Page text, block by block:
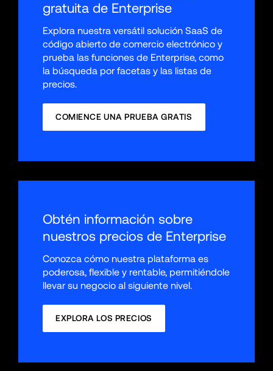
gratuita de Enterprise
Explora nuestra versátil solución SaaS de
código abierto de comercio electrónico y
prueba las funciones de Enterprise, como
la búsqueda por facetas y las listas de
precios.
COMIENCE UNA PRUEBA GRATIS
Obtén información sobre
nuestros precios de Enterprise
Conozca cómo nuestra plataforma es
poderosa, flexible y rentable, permitiéndole
llevar su negocio al siguiente nivel.
EXPLORA LOS PRECIOS